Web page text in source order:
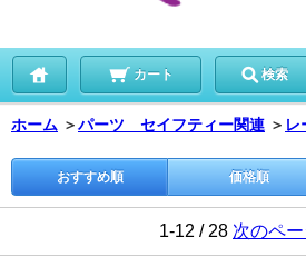
カート 検索
ホーム ＞パーツ セイフティー関連 ＞ レ
おすすめ順 価格順
1-12 / 28 次のペ